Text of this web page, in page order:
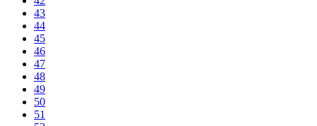
43
44
45
46
47
48
49
50
51